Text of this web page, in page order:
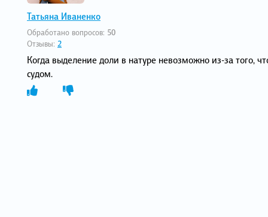
Татьяна Иваненко
Обработано вопросов: 50
Отзывы: 2
Когда выделение доли в натуре невозможно из-за того,
судом.